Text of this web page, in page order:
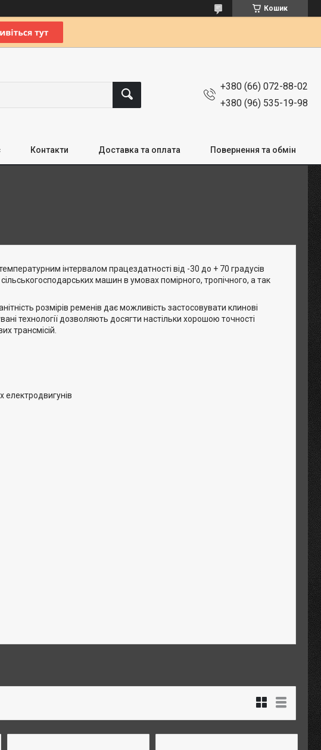
Кошик
+380 (66) 072-88-02
+380 (96) 535-19-98
Контакти Доставка та оплата Повернення та обмін
інтервалом працездатності від -30 до + 70 градусів
машин в умовах помірного, тропічного, а так
розмірів ременів дає можливість застосовувати клинові
технології дозволяють досягти настільки хорошою точності
трансмісій.
електродвигунів